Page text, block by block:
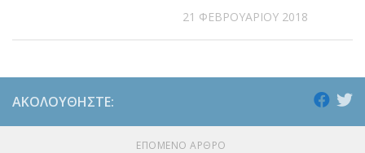
21 ΦΕΒΡΟΥΑΡΊΟΥ 2018
ΑΚΟΛΟΥΘΉΣΤΕ:
ΕΠΌΜΕΝΟ ΆΡΘΡΟ